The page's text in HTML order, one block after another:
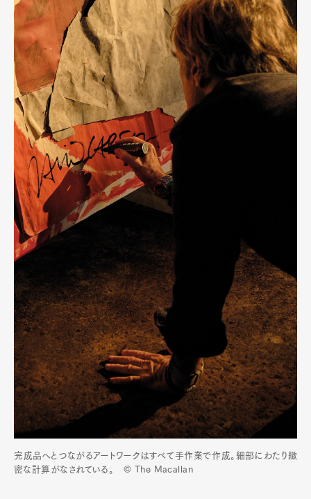
完成品へとつながるアートワークはすべて手作業で作成。細部にわたり緻
密な計算がなされている。 © The Macallan